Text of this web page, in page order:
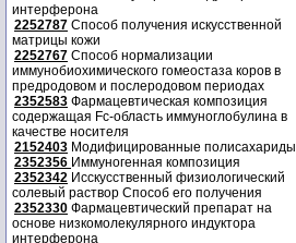
интерферона
2252787 Способ получения искусственной
матрицы кожи
2252767 Способ нормализации
иммунобиохимического гомеостаза коров в
предродовом и послеродовом периодах
2352583 Фармацевтическая композиция
содержащая Fc-область иммуноглобулина в
качестве носителя
2152403 Модифицированные полисахариды
2352356 Иммуногенная композиция
2352342 Исскусственный физиологический
солевый раствор Способ его получения
2352330 Фармацевтический препарат на
основе низкомолекулярного индуктора
интерферона